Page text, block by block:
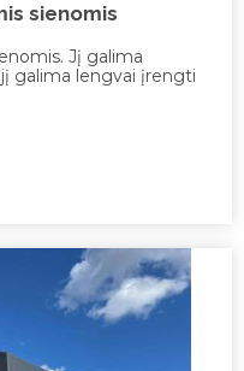
sienomis
Jį galima
galima lengvai įrengti